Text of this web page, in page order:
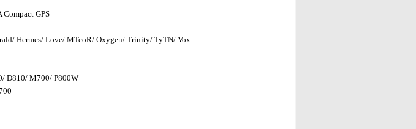
Compact GPS
Hermes/ Love/ MTeoR/ Oxygen/ Trinity/ TyTN/ Vox
D810/ M700/ P800W